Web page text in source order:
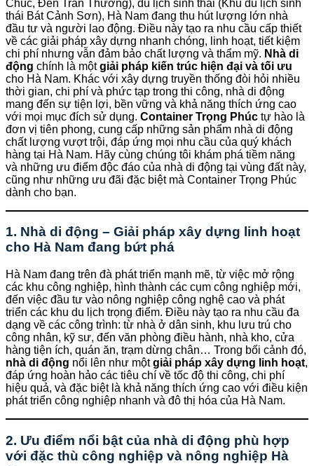
Chúc, Đền Trần Thương), du lịch sinh thái (Khu du lịch sinh
thái Bát Cảnh Sơn), Hà Nam đang thu hút lượng lớn nhà
đầu tư và người lao động. Điều này tạo ra nhu cầu cấp thiết
về các giải pháp xây dựng nhanh chóng, linh hoạt, tiết kiệm
chi phí nhưng vẫn đảm bảo chất lượng và thẩm mỹ. Nhà di
động chính là mộtgiải pháp kiến trúc hiện đại và tối ưu
cho Hà Nam. Khác với xây dựng truyền thống đòi hỏi nhiều
thời gian, chi phí và phức tạp trong thi công, nhà di động
mang đến sự tiện lợi, bền vững và khả năng thích ứng cao
với mọi mục đích sử dụng. Container Trọng Phúc tự hào là
đơn vị tiên phong, cung cấp những sản phẩm nhà di động
chất lượng vượt trội, đáp ứng mọi nhu cầu của quý khách
hàng tại Hà Nam. Hãy cùng chúng tôi khám phá tiềm năng
và những ưu điểm độc đáo của nhà di động tại vùng đất này,
cũng như những ưu đãi đặc biệt mà Container Trọng Phúc
dành cho bạn.
1. Nhà di động – Giải pháp xây dựng linh hoạt
cho Hà Nam đang bứt phá
Hà Nam đang trên đà phát triển mạnh mẽ, từ việc mở rộng
các khu công nghiệp, hình thành các cụm công nghiệp mới,
đến việc đầu tư vào nông nghiệp công nghệ cao và phát
triển các khu du lịch trọng điểm. Điều này tạo ra nhu cầu đa
dạng về các công trình: từ nhà ở dân sinh, khu lưu trú cho
công nhân, kỹ sư, đến văn phòng điều hành, nhà kho, cửa
hàng tiện ích, quán ăn, trạm dừng chân… Trong bối cảnh đó,
nhà di động nổi lên như mộtgiải pháp xây dựng linh hoạt,
đáp ứng hoàn hảo các tiêu chí về tốc độ thi công, chi phí
hiệu quả, và đặc biệt là khả năng thích ứng cao với điều kiện
phát triển công nghiệp nhanh và đô thị hóa của Hà Nam.
2. Ưu điểm nổi bật của nhà di động phù hợp
với đặc thù công nghiệp và nông nghiệp Hà